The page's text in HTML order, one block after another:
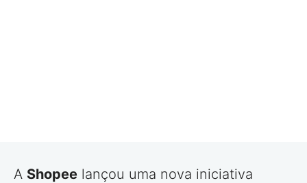
A Shopee lançou uma nova iniciativa